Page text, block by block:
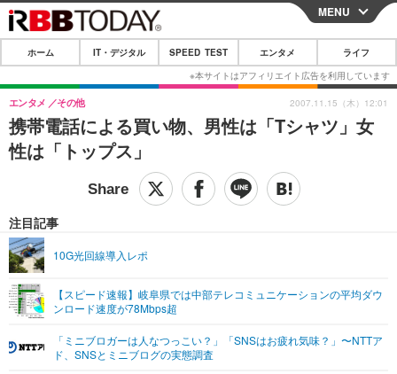
CLOSE
ホーム
IT・デジタル
IT・デジタルTOP スマートフォン
その他
SPEED TEST
映画・ドラマ
グラビア
ショッピング その他
ライフTOP
その他
リリース一覧
プッシュ通知の停止方法
MENU
ホーム IT・デジタル SPEED TEST エンタメ ライフ
携帯電話による買い物、男性は「Tシャツ」女
性は「トップス」
エンタメ その他
注目記事
10G光回線導入レポ
【スピード速報】岐阜県では中部テレコミュニケーションの平均ダウ
ンロード速度が78Mbps超
「ミニブロガーは人なつっこい？」「SNSはお疲れ気味？」〜NTTア
ド、SNSとミニブログの実態調査
2007.11.15（木）12:01